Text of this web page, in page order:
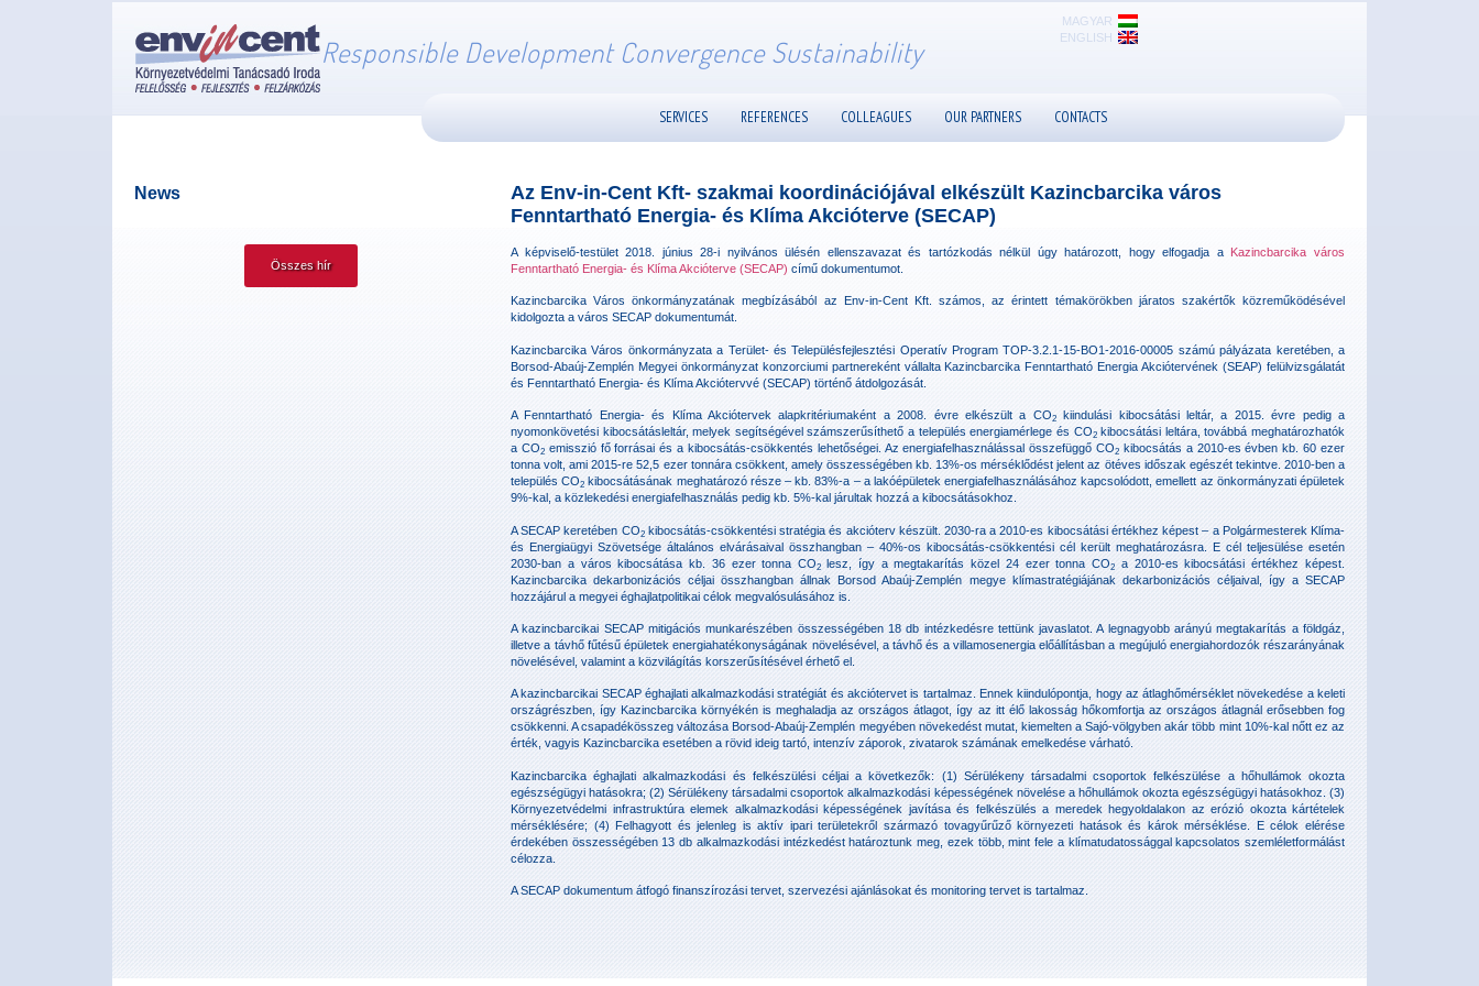
Responsible Development Convergence Sustainability
MAGYAR
ENGLISH
SERVICES REFERENCES COLLEAGUES OUR PARTNERS CONTACTS
News
Összes hír
Az Env-in-Cent Kft- szakmai koordinációjával elkészült Kazincbarcika város
Fenntartható Energia- és Klíma Akcióterve (SECAP)
A képviselő-testület 2018. június 28-i nyilvános ülésén ellenszavazat és tartózkodás nélkül úgy határozott, hogy elfogadja a Kazincbarcika város
Fenntartható Energia- és Klíma Akcióterve (SECAP) című dokumentumot.
Kazincbarcika Város önkormányzatának megbízásából az Env-in-Cent Kft. számos, az érintett témakörökben járatos szakértők közreműködésével
kidolgozta a város SECAP dokumentumát.
Kazincbarcika Város önkormányzata a Terület- és Településfejlesztési Operatív Program TOP-3.2.1-15-BO1-2016-00005 számú pályázata keretében, a
Borsod-Abaúj-Zemplén Megyei önkormányzat konzorciumi partnereként vállalta Kazincbarcika Fenntartható Energia Akciótervének (SEAP) felülvizsgálatát
és Fenntartható Energia- és Klíma Akciótervvé (SECAP) történő átdolgozását.
A Fenntartható Energia- és Klíma Akciótervek alapkritériumaként a 2008. évre elkészült a CO2kiindulási kibocsátási leltár, a 2015. évre pedig a
nyomonkövetési kibocsátásleltár, melyek segítségével számszerűsíthető a település energiamérlege és CO2kibocsátási leltára, továbbá meghatározhatók
a CO2emisszió fő forrásai és a kibocsátás-csökkentés lehetőségei. Az energiafelhasználással összefüggő CO2 kibocsátás a 2010-es évben kb. 60 ezer
tonna volt, ami 2015-re 52,5 ezer tonnára csökkent, amely összességében kb. 13%-os mérséklődést jelent az ötéves időszak egészét tekintve. 2010-ben a
település CO2 kibocsátásának meghatározó része – kb. 83%-a – a lakóépületek energiafelhasználásához kapcsolódott, emellett az önkormányzati épületek
9%-kal, a közlekedési energiafelhasználás pedig kb. 5%-kal járultak hozzá a kibocsátásokhoz.
A SECAP keretében CO2kibocsátás-csökkentési stratégia és akcióterv készült. 2030-ra a 2010-es kibocsátási értékhez képest – a Polgármesterek Klíma-
és Energiaügyi Szövetsége általános elvárásaival összhangban – 40%-os kibocsátás-csökkentési cél került meghatározásra. E cél teljesülése esetén
2030-ban a város kibocsátása kb. 36 ezer tonna CO2 lesz, így a megtakarítás közel 24 ezer tonna CO2
a 2010-es kibocsátási értékhez képest.
Kazincbarcika dekarbonizációs céljai összhangban állnak Borsod Abaúj-Zemplén megye klímastratégiájának dekarbonizációs céljaival, így a SECAP
hozzájárul a megyei éghajlatpolitikai célok megvalósulásához is.
A kazincbarcikai SECAP mitigációs munkarészében összességében 18 db intézkedésre tettünk javaslatot. A legnagyobb arányú megtakarítás a földgáz,
illetve a távhő fűtésű épületek energiahatékonyságának növelésével, a távhő és a villamosenergia előállításban a megújuló energiahordozók részarányának
növelésével, valamint a közvilágítás korszerűsítésével érhető el.
A kazincbarcikai SECAP éghajlati alkalmazkodási stratégiát és akciótervet is tartalmaz. Ennek kiindulópontja, hogy az átlaghőmérséklet növekedése a keleti
országrészben, így Kazincbarcika környékén is meghaladja az országos átlagot, így az itt élő lakosság hőkomfortja az országos átlagnál erősebben fog
csökkenni. A csapadékösszeg változása Borsod-Abaúj-Zemplén megyében növekedést mutat, kiemelten a Sajó-völgyben akár több mint 10%-kal nőtt ez az
érték, vagyis Kazincbarcika esetében a rövid ideig tartó, intenzív záporok, zivatarok számának emelkedése várható.
Kazincbarcika éghajlati alkalmazkodási és felkészülési céljai a következők: (1) Sérülékeny társadalmi csoportok felkészülése a hőhullámok okozta
egészségügyi hatásokra; (2) Sérülékeny társadalmi csoportok alkalmazkodási képességének növelése a hőhullámok okozta egészségügyi hatásokhoz. (3)
Környezetvédelmi infrastruktúra elemek alkalmazkodási képességének javítása és felkészülés a meredek hegyoldalakon az erózió okozta kártételek
mérséklésére; (4) Felhagyott és jelenleg is aktív ipari területekről származó tovagyűrűző környezeti hatások és károk mérséklése. E célok elérése
érdekében összességében 13 db alkalmazkodási intézkedést határoztunk meg, ezek több, mint fele a klímatudatossággal kapcsolatos szemléletformálást
célozza.
A SECAP dokumentum átfogó finanszírozási tervet, szervezési ajánlásokat és monitoring tervet is tartalmaz.